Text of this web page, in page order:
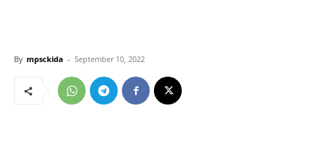
By mpsckida - September 10, 2022